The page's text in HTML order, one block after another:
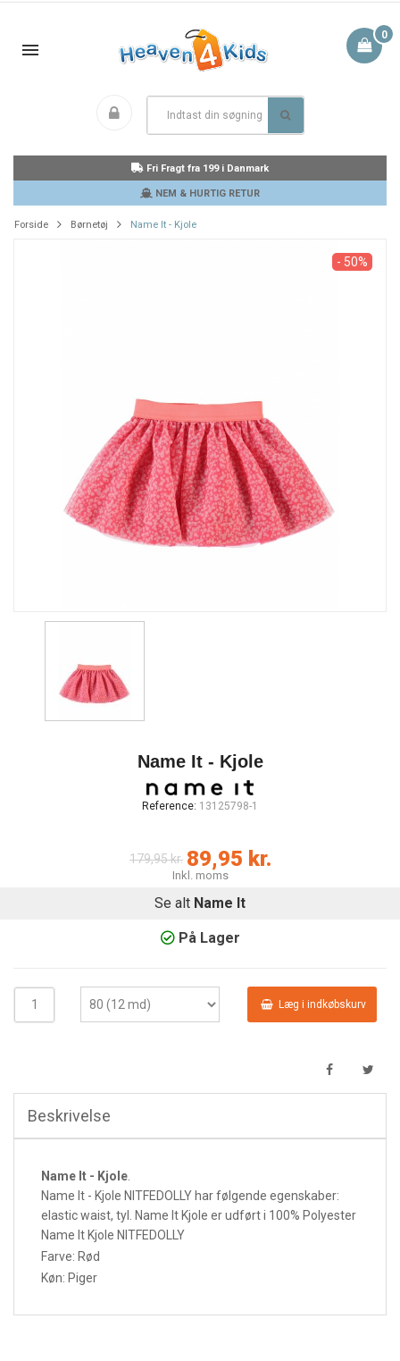
0
Fri Fragt fra 199 i Danmark
NEM & HURTIG RETUR
Forside Børnetøj Name It - Kjole
- 50%
Name It - Kjole
Reference: 13125798-1
179,95 kr. 89,95 kr.
Inkl. moms
Se alt Name It
På Lager
Læg i indkøbskurv
Beskrivelse
Name It - Kjole
Name It - Kjole NITFEDOLLY har følgende egenskaber:
elastic waist, tyl. Name It Kjole er udført i 100% Polyester
Name It Kjole NITFEDOLLY
Farve: Rød
Køn: Piger